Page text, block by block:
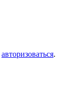
авторизоваться.